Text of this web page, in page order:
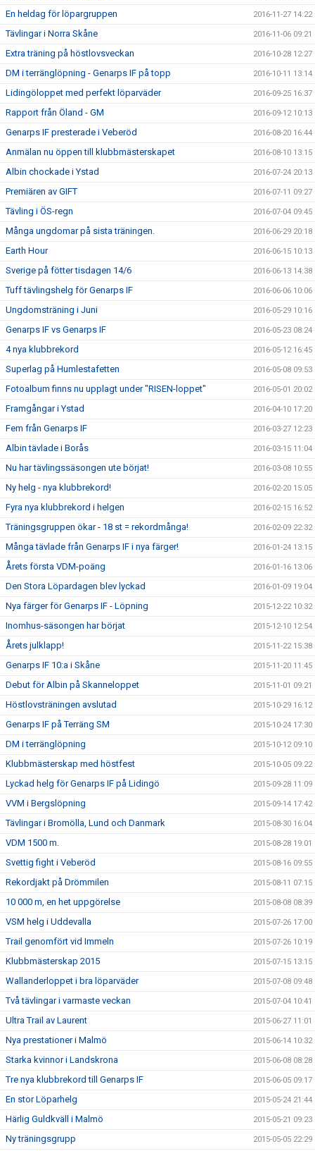
En heldag för löpargruppen 2016-11-27 14:22
Tävlingar i Norra Skåne 2016-11-06 09:21
Extra träning på höstlovsveckan 2016-10-28 12:27
DM i terränglöpning - Genarps IF på topp 2016-10-11 13:14
Lidingöloppet med perfekt löparväder 2016-09-25 16:37
Rapport från Öland - GM 2016-09-12 10:13
Genarps IF presterade i Veberöd 2016-08-20 16:44
Anmälan nu öppen till klubbmästerskapet 2016-08-10 13:15
Albin chockade i Ystad 2016-07-24 20:13
Premiären av GIFT 2016-07-11 09:27
Tävling i ÖS-regn 2016-07-04 09:45
Många ungdomar på sista träningen. 2016-06-29 20:18
Earth Hour 2016-06-15 10:13
Sverige på fötter tisdagen 14/6 2016-06-13 14:38
Tuff tävlingshelg för Genarps IF 2016-06-06 10:06
Ungdomsträning i Juni 2016-05-29 10:16
Genarps IF vs Genarps IF 2016-05-23 08:24
4 nya klubbrekord 2016-05-12 16:45
Superlag på Humlestafetten 2016-05-08 09:53
Fotoalbum finns nu upplagt under "RISEN-loppet" 2016-05-01 20:02
Framgångar i Ystad 2016-04-10 17:20
Fem från Genarps IF 2016-03-27 12:23
Albin tävlade i Borås 2016-03-15 11:04
Nu har tävlingssäsongen ute börjat! 2016-03-08 10:55
Ny helg - nya klubbrekord! 2016-02-20 15:05
Fyra nya klubbrekord i helgen 2016-02-15 16:52
Träningsgruppen ökar - 18 st = rekordmånga! 2016-02-09 22:32
Många tävlade från Genarps IF i nya färger! 2016-01-24 13:15
Årets första VDM-poäng 2016-01-16 13:06
Den Stora Löpardagen blev lyckad 2016-01-09 19:04
Nya färger för Genarps IF - Löpning 2015-12-22 10:32
Inomhus-säsongen har börjat 2015-12-10 12:54
Årets julklapp! 2015-11-22 15:38
Genarps IF 10:a i Skåne 2015-11-20 11:45
Debut för Albin på Skanneloppet 2015-11-01 09:21
Höstlovsträningen avslutad 2015-10-29 16:12
Genarps IF på Terräng SM 2015-10-24 17:30
DM i terränglöpning 2015-10-12 09:10
Klubbmästerskap med höstfest 2015-10-05 09:22
Lyckad helg för Genarps IF på Lidingö 2015-09-28 11:09
VVM i Bergslöpning 2015-09-14 17:42
Tävlingar i Bromölla, Lund och Danmark 2015-08-30 16:04
VDM 1500 m. 2015-08-28 19:01
Svettig fight i Veberöd 2015-08-16 09:55
Rekordjakt på Drömmilen 2015-08-11 07:15
10 000 m, en het uppgörelse 2015-08-08 08:39
VSM helg i Uddevalla 2015-07-26 17:00
Trail genomfört vid Immeln 2015-07-26 10:19
Klubbmästerskap 2015 2015-07-15 13:15
Wallanderloppet i bra löparväder 2015-07-08 09:48
Två tävlingar i varmaste veckan 2015-07-04 10:41
Ultra Trail av Laurent 2015-06-27 11:01
Nya prestationer i Malmö 2015-06-14 10:32
Starka kvinnor i Landskrona 2015-06-08 08:28
Tre nya klubbrekord till Genarps IF 2015-06-05 09:17
En stor Löparhelg 2015-05-24 21:44
Härlig Guldkväll i Malmö 2015-05-21 09:23
Ny träningsgrupp 2015-05-05 22:29